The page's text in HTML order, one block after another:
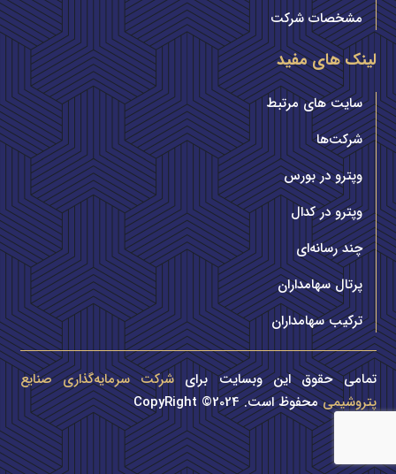
مشخصات شرکت
لینک های مفید
سایت های مرتبط
شرکت‌ها
وپترو در بورس
وپترو در کدال
چند رسانه‌ای
پرتال سهامداران
ترکیب سهامداران
تمامی حقوق این وبسایت برای شرکت سرمایه‌گذاری صنایع
پتروشیمیمحفوظ است. CopyRight ©2024